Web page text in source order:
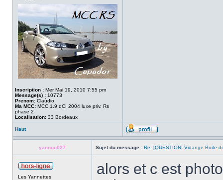
Inscription : Mer Mai 19, 2010 7:55 pm
Message(s) : 10773
Prenom: Claùdio
Ma MCC: MCC 1.9 dCI 2004 luxe priv. Rs
phase 2
Localisation: 33 Bordeaux
Haut
yannou027 Sujet du message : Re: [QUESTION] Vidange Boite
Les Yannettes alors et c est